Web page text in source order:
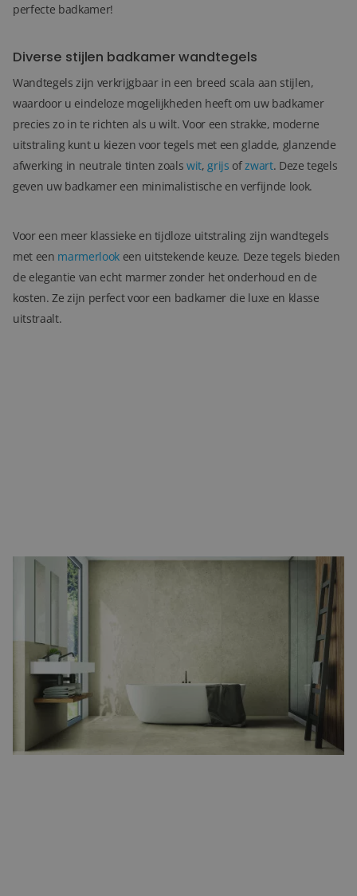
perfecte badkamer!
Diverse stijlen badkamer wandtegels
Wandtegels zijn verkrijgbaar in een breed scala aan stijlen,
waardoor u eindeloze mogelijkheden heeft om uw badkamer
precies zo in te richten als u wilt. Voor een strakke, moderne
uitstraling kunt u kiezen voor tegels met een gladde, glanzende
afwerking in neutrale tinten zoalswit,grijs ofzwart. Deze tegels
geven uw badkamer een minimalistische en verfijnde look.
Voor een meer klassieke en tijdloze uitstraling zijn wandtegels
met een marmerlook een uitstekende keuze. Deze tegels bieden
de elegantie van echt marmer zonder het onderhoud en de
kosten. Ze zijn perfect voor een badkamer die luxe en klasse
uitstraalt.
Houdt u meer van een rustieke en warme sfeer? Dan zijn
wandtegels met een natuurlijke steenlook of terracotta
afwerking ideaal. Deze tegels geven uw badkamer een aardse,
uitnodigende uitstraling en passen goed bij houten elementen
en warme kleuren.